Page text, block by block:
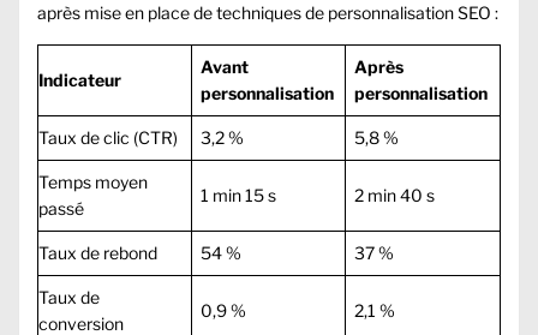
après mise en place de techniques de personnalisation SEO :
Indicateur
Avant
personnalisation
Après
personnalisation
Taux de clic (CTR) 3,2 % 5,8 %
Temps moyen
passé
1 min 15 s 2 min 40 s
Taux de rebond 54 % 37 %
Taux de
conversion
0,9 % 2,1 %